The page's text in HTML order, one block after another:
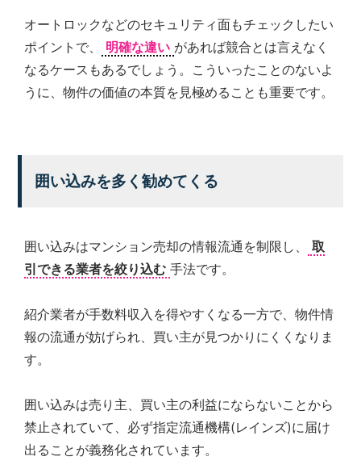
オートロックなどのセキュリティ面もチェックしたい
ポイントで、
明確な違い があれば競合とは言えなく
なるケースもあるでしょう。こういったことのないよ
うに、物件の価値の本質を見極めることも重要です。
囲い込みを多く勧めてくる
囲い込みはマンション売却の情報流通を制限し、
取
引できる業者を絞り込む 手法です。
紹介業者が手数料収入を得やすくなる一方で、物件情
報の流通が妨げられ、買い主が見つかりにくくなりま
す。
囲い込みは売り主、買い主の利益にならないことから
禁止されていて、必ず指定流通機構(レインズ)に届け
出ることが義務化されています。